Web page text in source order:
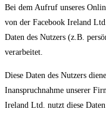
Bei dem Aufruf unseres
von der Facebook Ireland
Daten des Nutzers (z.B.
verarbeitet.
Diese Daten des Nutzers
Inanspruchnahme unserer
Ireland Ltd. nutzt diese